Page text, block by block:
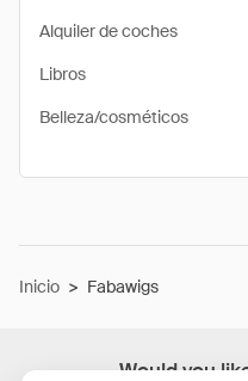
Would you
Alquiler de coches
Libros
Belleza/cosméticos
Inicio > Fabawigs